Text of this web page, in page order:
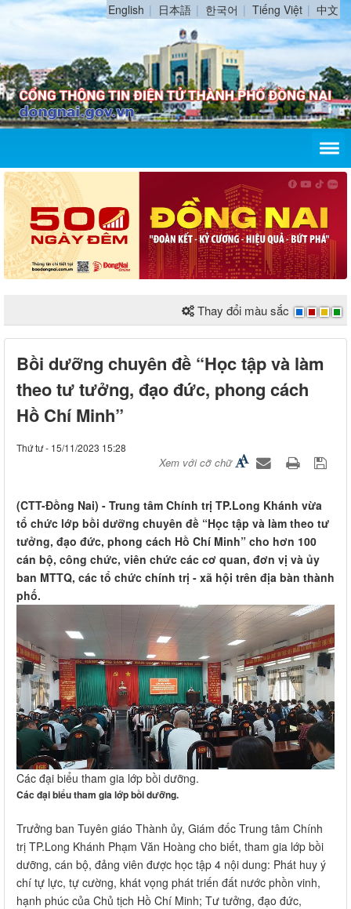
English 日本語 한국어 Tiếng Việt 中文
Thay đổi màu sắc
Bồi dưỡng chuyên đề “Học tập và làm
theo tư tưởng, đạo đức, phong cách
Hồ Chí Minh”
Thứ tư - 15/11/2023 15:28
Xem với cỡ chữ
(CTT-Đồng Nai) - Trung tâm Chính trị TP.Long Khánh vừa
tổ chức lớp bồi dưỡng chuyên đề “Học tập và làm theo tư
tưởng, đạo đức, phong cách Hồ Chí Minh” cho hơn 100
cán bộ, công chức, viên chức các cơ quan, đơn vị và ủy
ban MTTQ, các tổ chức chính trị - xã hội trên địa bàn thành
phố.
Các đại biểu tham gia lớp bồi dưỡng.
Các đại biểu tham gia lớp bồi dưỡng.
Trưởng ban Tuyên giáo Thành ủy, Giám đốc Trung tâm Chính
trị TP.Long Khánh Phạm Văn Hoàng cho biết, tham gia lớp bồi
dưỡng, cán bộ, đảng viên được học tập 4 nội dung: Phát huy ý
chí tự lực, tự cường, khát vọng phát triến đất nước phồn vinh,
hạnh phúc của Chủ tịch Hồ Chí Minh; Tư tưởng, đạo đức,